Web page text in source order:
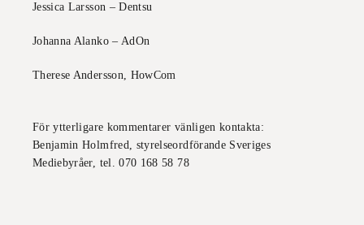
Jessica Larsson – Dentsu
Johanna Alanko – AdOn
Therese Andersson, HowCom
För ytterligare kommentarer vänligen kontakta:
Benjamin Holmfred, styrelseordförande Sveriges
Mediebyråer, tel. 070 168 58 78